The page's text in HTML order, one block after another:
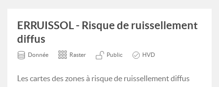
ERRUISSOL - Risque de ruissellement
diffus
Donnée Raster Public HVD
Les cartes des zones à risque de ruissellement diffus